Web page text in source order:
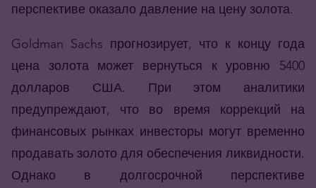
перспективе оказало давление на цену золота.
Goldman Sachs прогнозирует, что к концу года
цена золота может вернуться к уровню 5400
долларов США. При этом аналитики
предупреждают, что во время коррекций на
финансовых рынках инвесторы могут временно
продавать золото для обеспечения ликвидности.
Однако в долгосрочной перспективе